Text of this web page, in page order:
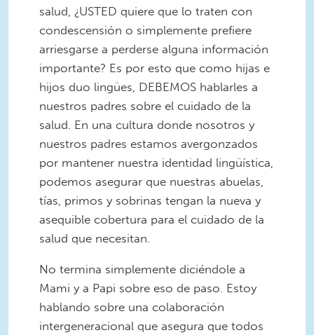
salud, ¿USTED quiere que lo traten con
condescensión o simplemente prefiere
arriesgarse a perderse alguna información
importante? Es por esto que como hijas e
hijos duo lingües, DEBEMOS hablarles a
nuestros padres sobre el cuidado de la
salud. En una cultura donde nosotros y
nuestros padres estamos avergonzados
por mantener nuestra identidad lingüística,
podemos asegurar que nuestras abuelas,
tías, primos y sobrinas tengan la nueva y
asequible cobertura para el cuidado de la
salud que necesitan.
No termina simplemente diciéndole a
Mami y a Papi sobre eso de paso. Estoy
hablando sobre una colaboración
intergeneracional que asegura que todos